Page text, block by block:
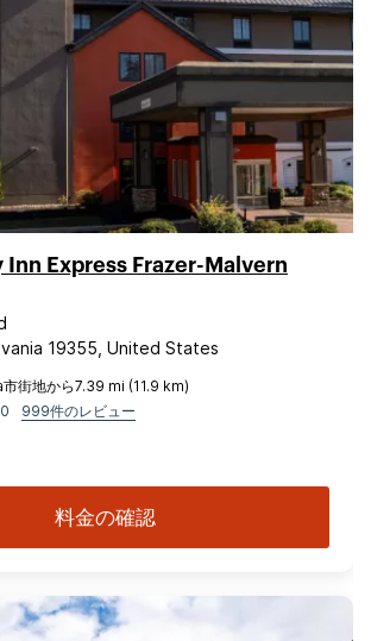
Inn Express Frazer-Malvern
19355, United States
街地から7.39 mi (11.9 km)
999件のレビュー
料金の確認